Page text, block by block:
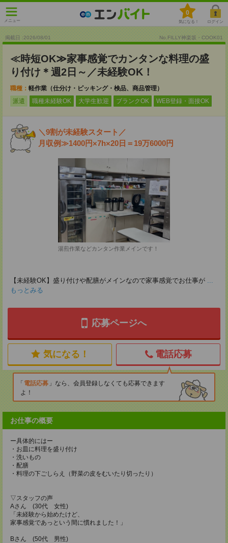
メニュー
0
気になる！ ログイン
掲載日 :2026/08/01 No.FILLY神楽坂・COOK01
≪時短OK≫家事感覚でカンタンな料理の盛
り付け＊週2日～／未経験OK！
職種： 軽作業（仕分け・ピッキング・検品、商品管理）
派遣
職種未経験OK 大学生歓迎 ブランクOK WEB登録・面接OK
＼9割が未経験スタート／
月収例≫1400円×7h×20日＝19万6000円
湯煎作業などカンタン作業メインです！
【未経験OK】盛り付けや配膳がメインなので家事感覚でお仕事が ...
もっとみる
応募ページへ
気になる！ 電話応募
電話応募
なら、会員登録しなくても応募できます
よ！
お仕事の概要
ー具体的にはー
・お皿に料理を盛り付け
・洗いもの
・配膳
・料理の下ごしらえ（野菜の皮をむいたり切ったり）
▽スタッフの声
Aさん (30代 女性)
「未経験から始めたけど、
家事感覚であっという間に慣れました！」
Bさん (50代 男性)